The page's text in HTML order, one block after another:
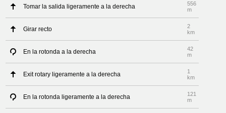
Tomar la salida ligeramente a la derecha
556
m
Girar recto
2
km
En la rotonda a la derecha
42
m
Exit rotary ligeramente a la derecha
1
km
En la rotonda ligeramente a la derecha
121
m